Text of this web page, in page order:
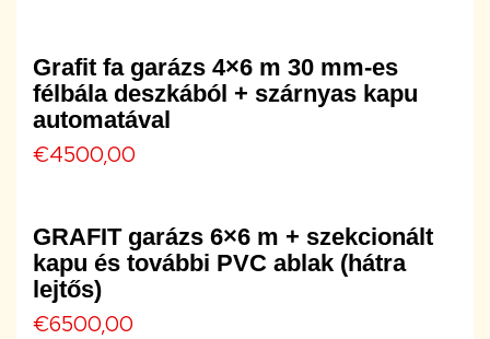
Grafit fa garázs 4×6 m 30 mm-es
félbála deszkából + szárnyas kapu
automatával
€4500,00
GRAFIT garázs 6×6 m + szekcionált
kapu és további PVC ablak (hátra
lejtős)
€6500,00